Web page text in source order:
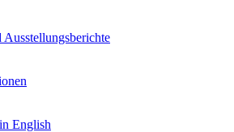
Ausstellungsberichte
English